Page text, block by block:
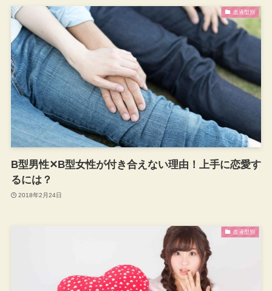
血液型別
B型男性✕B型女性が付き合えない理由！上手に恋愛す
るには？
2018年2月24日
血液型別